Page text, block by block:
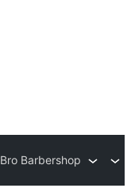
Bro Barbershop